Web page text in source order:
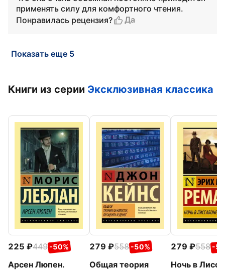
применять силу для комфортного чтения.
Понравилась рецензия?
Да
Показать еще 5
Книги из серии Эксклюзивная классика
225 449 -50%
Арсен Люпен.
279 558 -50%
Общая теория
279 558 -
Ночь в